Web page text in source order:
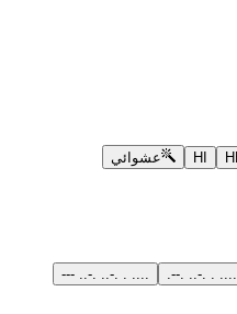
HI عشوائي
.... . .-.. .--.
.... . .-.. .-.. ---